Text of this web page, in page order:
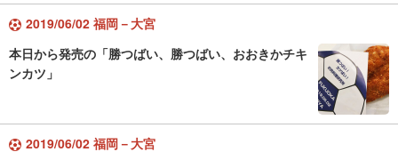
2019/06/02 福岡－大宮
本日から発売の「勝つばい、勝つばい、おおきかチキ
ンカツ」
2019/06/02 福岡－大宮